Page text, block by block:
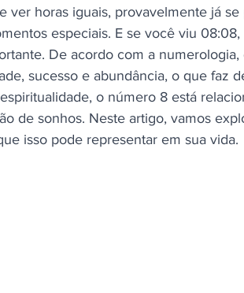
Terapias e bem estar
Lei da Atração Códigos
Holísticas Esoterismo
ver horas iguais, provavelmente já
especiais. E se você viu 08:08,
De acordo com a
sucesso e abundância, o que faz
o número 8 está
de sonhos. Neste artigo, vamos
isso pode representar em sua vida.